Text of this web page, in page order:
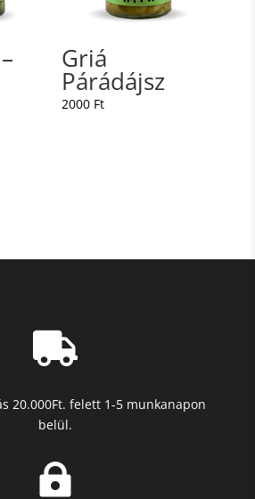
Griá
Párádájsz
2000 Ft

20.000Ft. felett 1-5 munkanapon
belül.
